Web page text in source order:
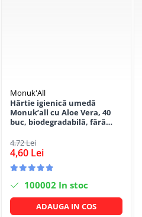
Monuk'All
Hârtie igienică umedă
Monuk’all cu Aloe Vera, 40
buc, biodegradabilă, fără
4,72 Lei
4,60 Lei
100002 In stoc
ADAUGA IN COS